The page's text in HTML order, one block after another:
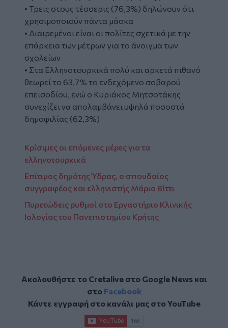
• Τρεις στους τέσσερις (76,3%) δηλώνουν ότι
χρησιμοποιούν πάντα μάσκα
• Διαιρεμένοι είναι οι πολίτες σχετικά με την
επάρκεια των μέτρων για το άνοιγμα των
σχολείων
• Στα Ελληνοτουρκικά πολύ και αρκετά πιθανό
θεωρεί το 63,7% το ενδεχόμενο σοβαρού
επεισοδίου, ενώ ο Κυριάκος Μητσοτάκης
συνεχίζει να απολαμβάνει υψηλά ποσοστά
δημοφιλίας (62,3%)
Κρίσιμες οι επόμενες μέρες για τα
ελληνοτουρκικά
Επίτιμος δημότης Ύδρας, ο σπουδαίος
συγγραφέας και ελληνιστής Μάριο Βίττι
Πυρετώδεις ρυθμοί στο Εργαστήριο Κλινικής
Ιολογίας του Πανεπιστημίου Κρήτης
Ακολουθήστε το Cretalive στο Google Newsκαι
στο Facebook
Κάντε εγγραφή στο κανάλι μας στοYouTube